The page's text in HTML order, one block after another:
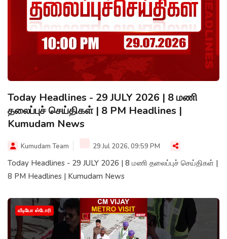
Today Headlines - 29 JULY 2026 | 8 மணி
தலைப்புச் செய்திகள் | 8 PM Headlines |
Kumudam News
Kumudam Team 29 Jul 2026, 09:59 PM
Today Headlines - 29 JULY 2026 | 8 மணி தலைப்புச் செய்திகள் |
8 PM Headlines | Kumudam News
வீடியோ ஸ்டோரி